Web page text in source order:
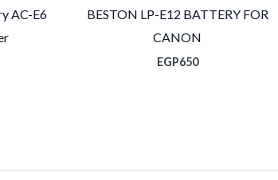
BESTON LP-E12 BATTERY FOR
CANON
EGP650
AC-E6